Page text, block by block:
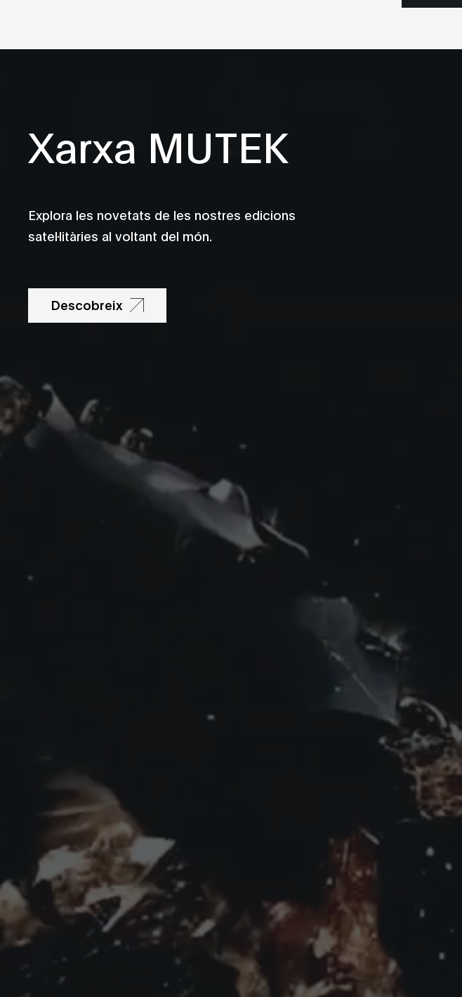
Xarxa MUTEK
Explora les novetats de les nostres edicions
satel·litàries al voltant del món.
Descobreix